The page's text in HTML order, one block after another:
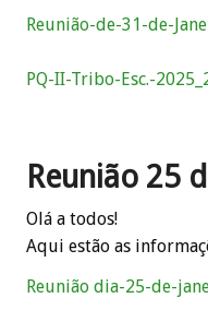
Reunião-de-31-de-
PQ-II-Tribo-Esc.-
Reunião 25
Olá a todos!
Aqui estão as
Reunião dia-25-de-